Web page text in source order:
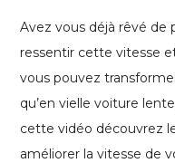
Avez vous déjà rêvé de
ressentir cette vitesse
vous pouvez
qu’en vielle voiture
cette vidéo découvrez
améliorer la vitesse de